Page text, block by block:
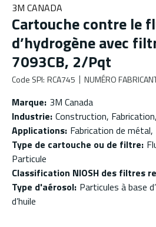
3M CANADA
Cartouche contre le
d’hydrogène avec
7093CB, 2/Pqt
Code SPI: RCA745 NUMÉRO
Marque: 3M Canada
Industrie: Construction,
Applications: Fabrication de
Type de cartouche ou de filtre:
Particule
Classification NIOSH des filtres
Type d'aérosol: Particules à base
d’huile